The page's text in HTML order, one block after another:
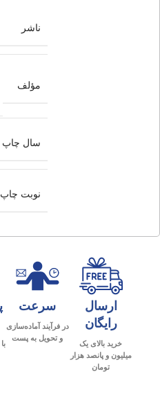
ناشر
مؤلف
سال چاپ
نوبت چاپ
ارسال
رایگان
خرید بالای یک
میلیون و پانصد هزار
تومان
سرعت
در فرآیند آماده‌سازی
و تحویل به پست